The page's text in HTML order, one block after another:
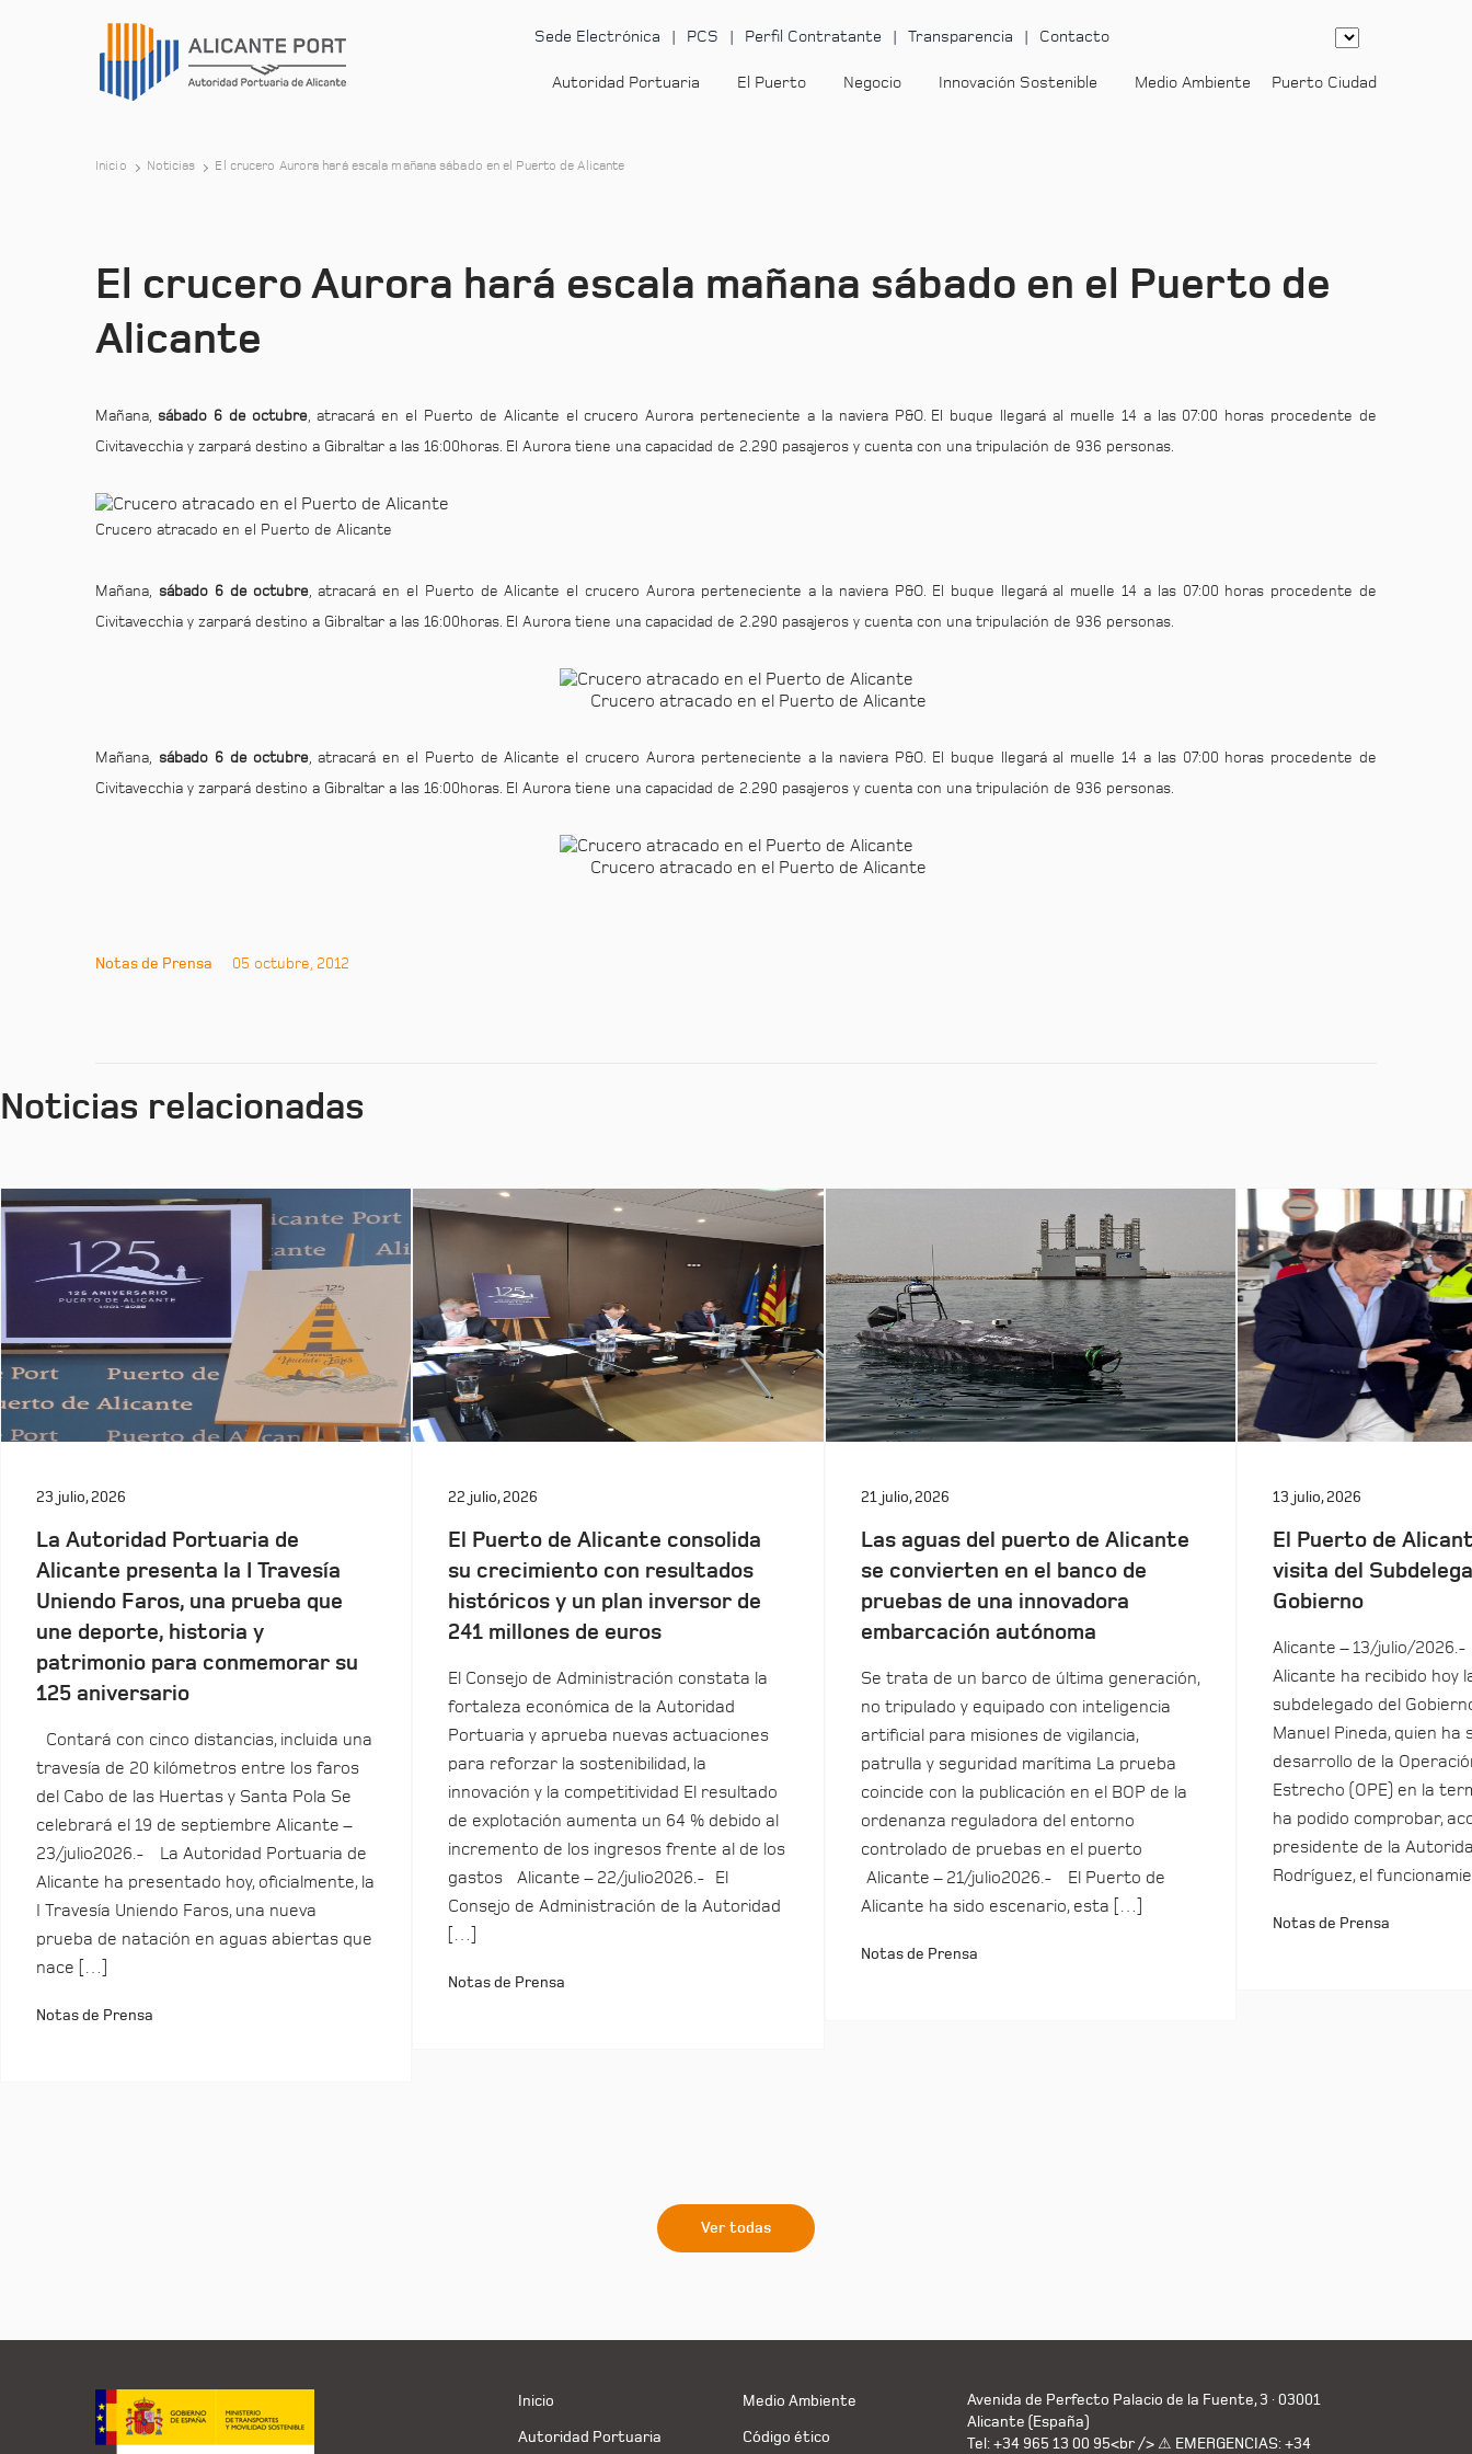
Sede Electrónica PCS Perfil Contratante Transparencia Contacto
Autoridad Portuaria El Puerto Negocio Innovación Sostenible Medio Ambiente Puerto Ciudad
Inicio Noticias El crucero Aurora hará escala mañana sábado en el Puerto de Alicante
El crucero Aurora hará escala mañana sábado en el Puerto de
Alicante
Mañana, sábado 6 de octubre, atracará en el Puerto de Alicante el crucero Aurora perteneciente a la naviera P&O. El buque llegará al muelle 14 a las 07:00 horas procedente de
Civitavecchia y zarpará destino a Gibraltar a las 16:00horas. El Aurora tiene una capacidad de 2.290 pasajeros y cuenta con una tripulación de 936 personas.
Crucero atracado en el Puerto de Alicante
Mañana, sábado 6 de octubre, atracará en el Puerto de Alicante el crucero Aurora perteneciente a la naviera P&O. El buque llegará al muelle 14 a las 07:00 horas procedente de
Civitavecchia y zarpará destino a Gibraltar a las 16:00horas. El Aurora tiene una capacidad de 2.290 pasajeros y cuenta con una tripulación de 936 personas.
Crucero atracado en el Puerto de Alicante
Mañana, sábado 6 de octubre, atracará en el Puerto de Alicante el crucero Aurora perteneciente a la naviera P&O. El buque llegará al muelle 14 a las 07:00 horas procedente de
Civitavecchia y zarpará destino a Gibraltar a las 16:00horas. El Aurora tiene una capacidad de 2.290 pasajeros y cuenta con una tripulación de 936 personas.
Crucero atracado en el Puerto de Alicante
Notas de Prensa 05 octubre, 2012
Noticias relacionadas
23 julio, 2026
La Autoridad Portuaria de
Alicante presenta la I Travesía
Uniendo Faros, una prueba que
une deporte, historia y
patrimonio para conmemorar su
125 aniversario
Contará con cinco distancias, incluida una
travesía de 20 kilómetros entre los faros
del Cabo de las Huertas y Santa Pola Se
celebrará el 19 de septiembre Alicante –
23/julio2026.- La Autoridad Portuaria de
Alicante ha presentado hoy, oficialmente, la
I Travesía Uniendo Faros, una nueva
prueba de natación en aguas abiertas que
nace […]
Notas de Prensa
22 julio, 2026
El Puerto de Alicante consolida
su crecimiento con resultados
históricos y un plan inversor de
241 millones de euros
El Consejo de Administración constata la
fortaleza económica de la Autoridad
Portuaria y aprueba nuevas actuaciones
para reforzar la sostenibilidad, la
innovación y la competitividad El resultado
de explotación aumenta un 64 % debido al
incremento de los ingresos frente al de los
gastos Alicante – 22/julio2026.- El
Consejo de Administración de la Autoridad
Notas de Prensa
21 julio, 2026
Las aguas del puerto de Alicante
se convierten en el banco de
pruebas de una innovadora
embarcación autónoma
Se trata de un barco de última generación,
no tripulado y equipado con inteligencia
artificial para misiones de vigilancia,
patrulla y seguridad marítima La prueba
coincide con la publicación en el BOP de la
ordenanza reguladora del entorno
controlado de pruebas en el puerto
Alicante – 21/julio2026.- El Puerto de
Alicante ha sido escenario, esta […]
Notas de Prensa
13 julio, 2026
El Puerto de
visita del
Gobierno
Alicante – 13/julio/
Alicante ha recibido hoy
subdelegado del
Manuel Pineda, quien ha
desarrollo de la
Estrecho (OPE) en la
ha podido comprobar,
presidente de la
Rodríguez, el
Notas de Prensa
Ver todas
Inicio
Autoridad Portuaria
Medio Ambiente
Código ético
Avenida de Perfecto Palacio de la Fuente, 3 · 03001
Alicante (España)
Tel: +34 965 13 00 95<br /> ⚠ EMERGENCIAS: +34